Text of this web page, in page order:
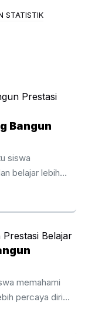
STATISTIK
Bangun
siswa
belajar lebih
Les Privat
membutuhkan
siswa mampu
itu, Les Privat
setiap
personal, dan
masing.
harus
memahami
percaya diri
Bali